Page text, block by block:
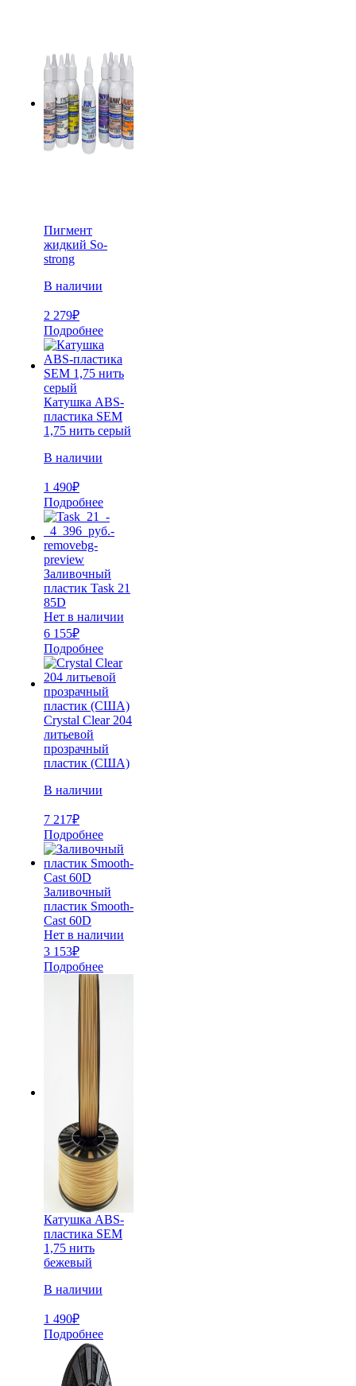
Пигмент
жидкий So-
strong
В наличии
2 279₽
Подробнее
Катушка ABS-
пластика SEM
1,75 нить серый
В наличии
1 490₽
Подробнее
Заливочный
пластик Task 21
85D
Нет в наличии
6 155₽
Подробнее
Crystal Clear 204
литьевой
прозрачный
пластик (США)
В наличии
7 217₽
Подробнее
Заливочный
пластик Smooth-
Cast 60D
Нет в наличии
3 153₽
Подробнее
Катушка ABS-
пластика SEM
1,75 нить
бежевый
В наличии
1 490₽
Подробнее